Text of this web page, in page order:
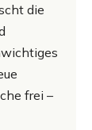
die
frei –